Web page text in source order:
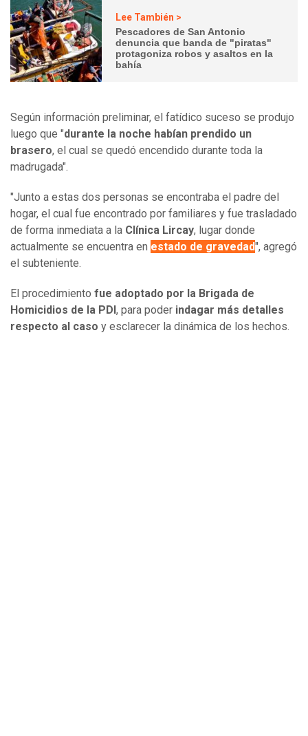
Lee También >
Pescadores de San Antonio
denuncia que banda de "piratas"
protagoniza robos y asaltos en la
bahía
Según información preliminar, el fatídico suceso se produjo
luego que "durante la noche habían prendido un
brasero, el cual se quedó encendido durante toda la
madrugada".
"Junto a estas dos personas se encontraba el padre del
hogar, el cual fue encontrado por familiares y fue trasladado
de forma inmediata a la Clínica Lircay, lugar donde
actualmente se encuentra en estado de gravedad", agregó
el subteniente.
El procedimiento fue adoptado por la Brigada de
Homicidios de la PDI , para poder indagar más detalles
respecto al caso y esclarecer la dinámica de los hechos.